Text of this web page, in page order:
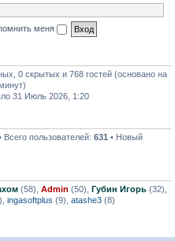
меня
0 скрытых и 768 гостей (основано на
31 Июль 2026, 1:20
Всего пользователей: 631 • Новый
(58), Admin (50), Губин Игорь (32),
ingasoftplus (9), atashe3 (8)